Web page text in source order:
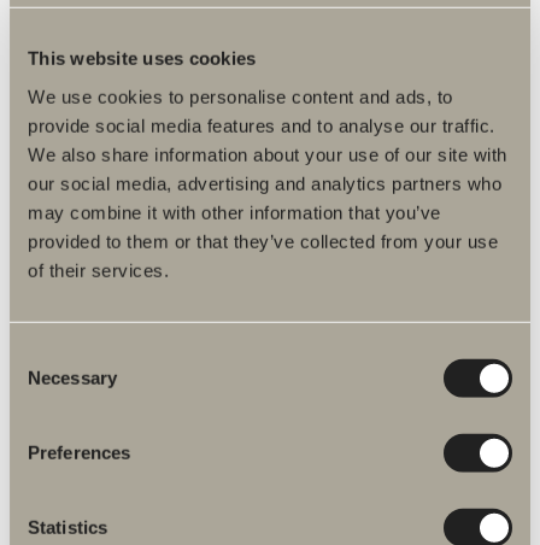
This website uses cookies
We use cookies to personalise content and ads, to
provide social media features and to analyse our traffic.
We also share information about your use of our site with
our social media, advertising and analytics partners who
may combine it with other information that you’ve
provided to them or that they’ve collected from your use
of their services.
Selection
Necessary
Preferences
Statistics
309 €